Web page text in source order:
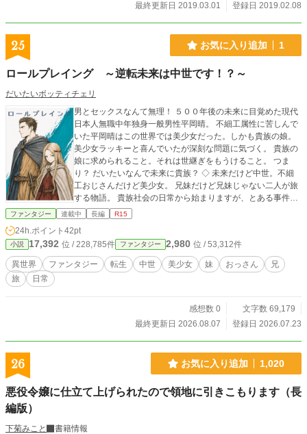
最終更新日 2019.03.01
登録日 2019.02.08
25 お気に入り追加 1
ロールプレイング ～逆転未来は中世です！？～
だいたいボッティチェリ
男とセックスなんて無理！ ５００年後の未来に目覚めた現代
日本人無職中年独身一般男性平岡晴。 不細工属性に苦しんで
いた平岡晴はこの世界では美少女だった。しかも貴族の娘。
美少女ラッキーと喜んでいたが深刻な問題に気づく。 貴族の
娘に求められること。それは世継ぎをもうけること。 つま
り？ だいたいなんで未来に貴族？ ◇ 未来だけど中世。不細
工おじさんだけど美少女。 兄妹だけど兄妹じゃない二人が旅
する物語。 貴族社会の日常から始まりますが、とある事件を
きっかけに二人はもっと広い世界へ。
ファンタジー 連載中 長編 R15
24h.ポイント 42pt
小説 17,392 位 / 228,785件 ファンタジー 2,980 位 / 53,312件
異世界 ファンタジー 転生 中世 美少女 妹 おっさん
兄
旅
日常
感想数 0
文字数 69,179
最終更新日 2026.08.07
登録日 2026.07.23
26 お気に入り追加 1,020
悪役令嬢に仕立て上げられたので領地に引きこもります（長
編版）
下菊みこと
書籍情報